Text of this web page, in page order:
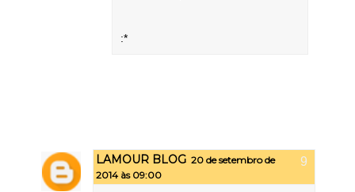
:*
LAMOUR BLOG 20 de setembro de
2014 às 09:00